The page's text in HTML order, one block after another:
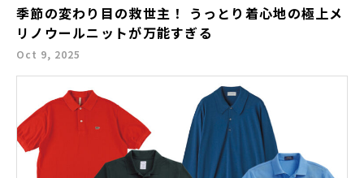
季節の変わり目の救世主！ うっとり着心地の極上メ
リノウールニットが万能すぎる
Oct 9, 2025